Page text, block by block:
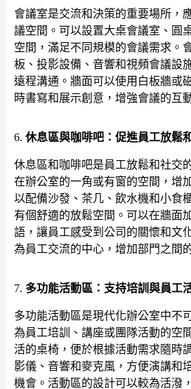
會議室是交流和決策的重要場所，
議空間。可以設置大桌會議室、圓
空間，滿足不同規模的會議需求。
板、投影設備、音響和視頻會議設
遠程溝通。牆面可以使用白板牆或
時書寫和展示創意，增強會議的互
6.休息區與咖啡吧：促進員工放鬆
休息區和咖啡吧是員工放鬆和社交
在辦公室的一角或有窗的空間，增
以配備沙發、茶几、飲水機和小食
有個舒適的放鬆空間。可以在牆面
語，讓員工感受到公司的關懷和文
為員工交流的中心，增加部門之間
7. 多功能活動區：支持培訓與員工
多功能活動區是現代化辦公室中不
為員工培訓、講座或團隊活動的空
活的桌椅，便於根據活動需求隨時
影儀、音響和麥克風，方便演講和
機會。活動區的設計可以較為活潑